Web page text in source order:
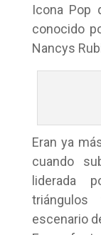
Icona Pop
conocido
Nancys
Eran ya
cuando
liderada
triángulos
escenario